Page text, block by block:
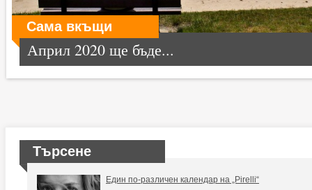
Сама вкъщи
Април 2020 ще бъде...
Търсене
Един по-различен календар на „Pirelli“